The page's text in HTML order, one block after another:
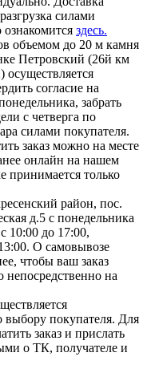
силами
здесь.
объемом до 20 м камня
Петровский (26й км
согласие на
забрать
с четверга по
силами покупателя.
заказ можно на месте
онлайн на нашем
принимается только
район, пос.
д.5 с понедельника
10:00 до 17:00,
О самовывозе
чтобы ваш заказ
на
покупателя. Для
заказ и прислать
о ТК, получателе и